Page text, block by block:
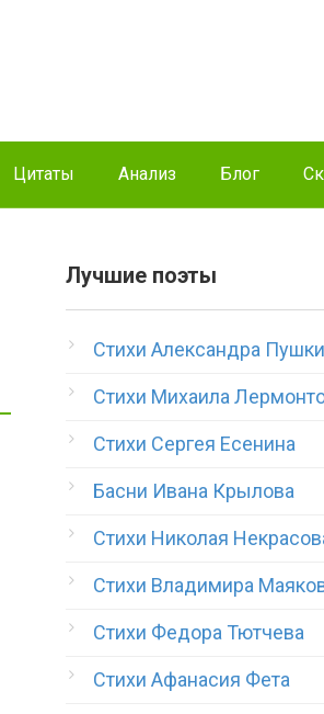
Цитаты Анализ Блог
Лучшие поэты
Стихи Александра
Стихи Михаила
Стихи Сергея Есенина
Басни Ивана Крылова
Стихи Николая
Стихи Владимира
Стихи Федора Тютчева
Стихи Афанасия Фета